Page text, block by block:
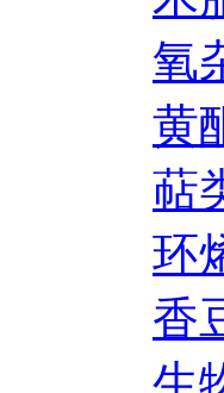
氧
黄
萜
环
香